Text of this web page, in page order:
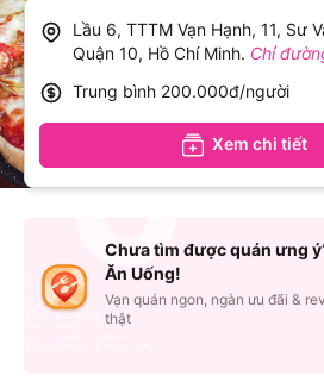
Lầu 6, TTTM Vạn Hạnh, 11, Sư
Quận 10, Hồ Chí Minh. Chỉ
Trung bình 200.000đ/người
Xem chi tiết
Chưa tìm được quán ưng
Ăn Uống!
Vạn quán ngon, ngàn ưu đãi &
thật